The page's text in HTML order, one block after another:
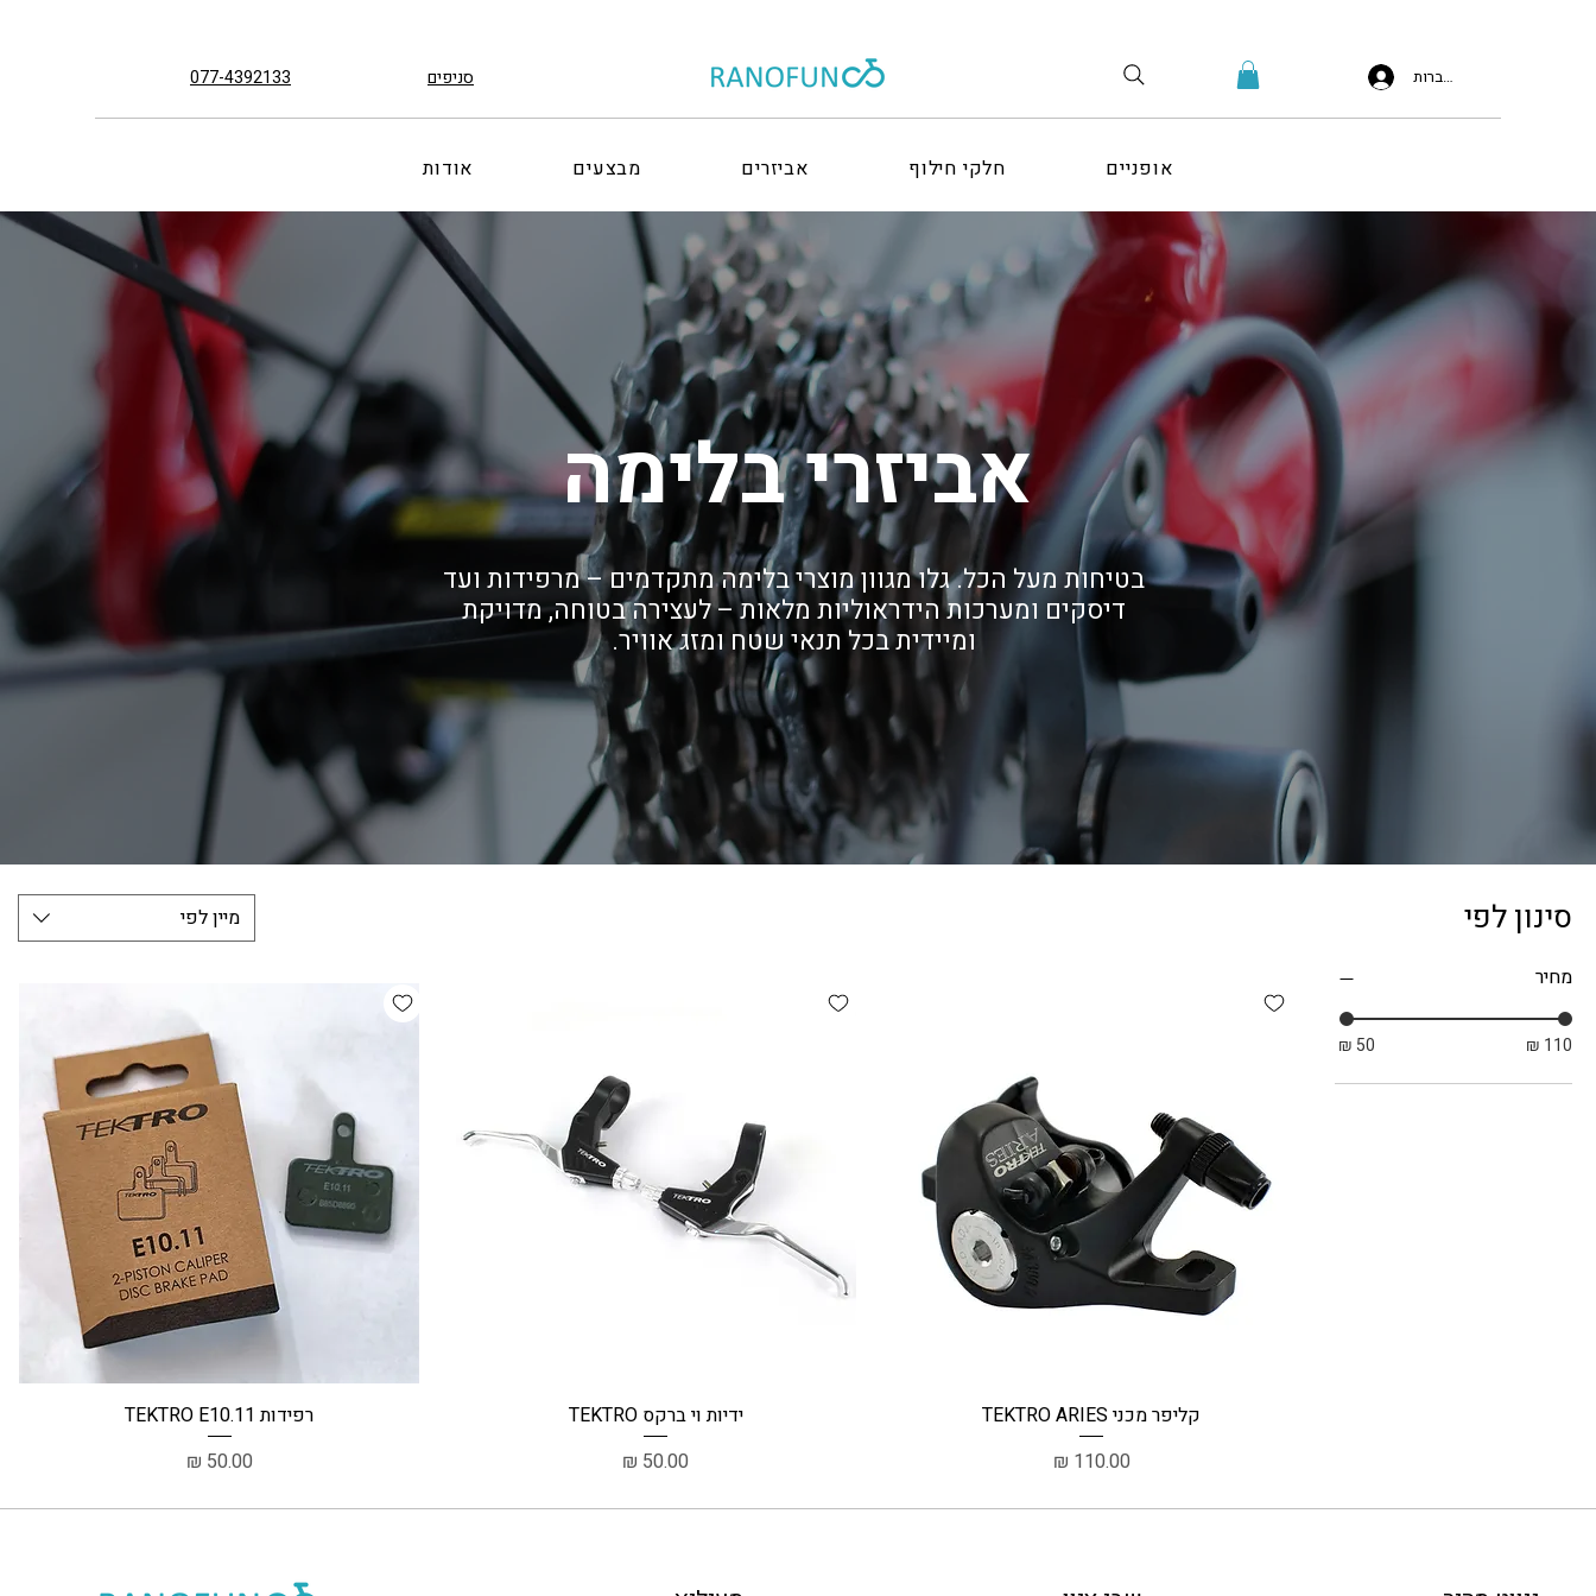
077-4392133 סניפים להתחברות
אופניים חלקי חילוף אביזרים מבצעים אודות
אביזרי בלימה
בטיחות מעל הכל. גלו מגוון מוצרי בלימה מתקדמים – מרפידות ועד
דיסקים ומערכות הידראוליות מלאות – לעצירה בטוחה, מדויקת
ומיידית בכל תנאי שטח ומזג אוויר.
סינון לפי
מחיר
מיין לפי
תצוגה מהירהקליפר מכני TEKTRO ARIES
מחיר
‏110.00 ‏₪
תצוגה מהירה
ידיות וי ברקס TEKTRO
מחיר
תצוגה מהירהרפידות TEKTRO E10.11
מחיר
‏50.00 ‏₪